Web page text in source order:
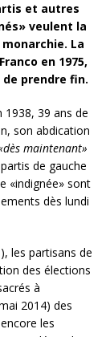
et autres
veulent la
La
en 1975,
prendre fin.
1938, 39 ans de
son abdication
maintenant»
de gauche
«indignée» sont
dès lundi
les partisans de
des élections
à
2014) des
les